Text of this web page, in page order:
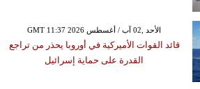
GMT 11:37 2026 الأحد ,02 آب / أغسطس
قائد القوات الأميركية في أوروبا يحذر من تراجع
القدرة على حماية إسرائيل